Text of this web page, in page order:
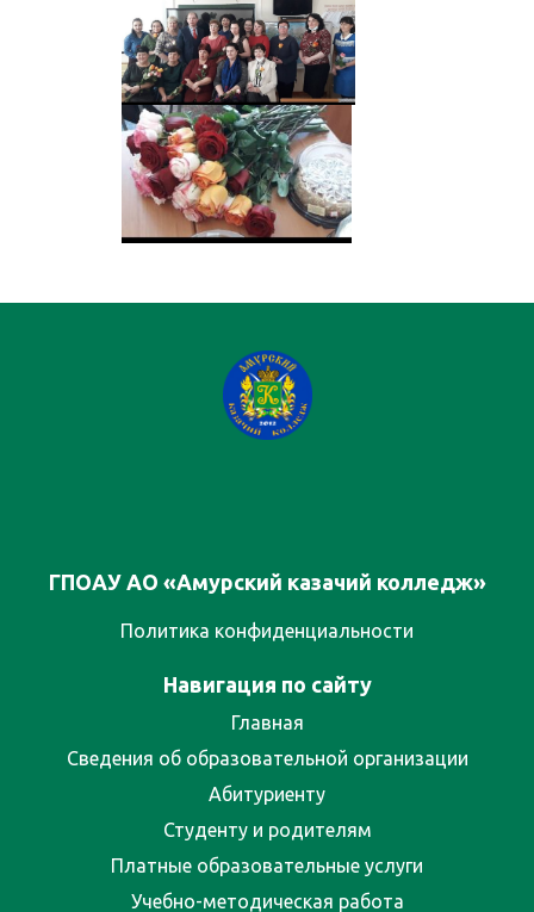
ГПОАУ АО «Амурский казачий колледж»
Политика конфиденциальности
Навигация по сайту
Главная
Сведения об образовательной организации
Абитуриенту
Студенту и родителям
Платные образовательные услуги
Учебно-методическая работа